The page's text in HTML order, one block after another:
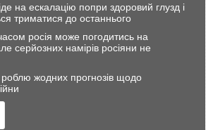
на ескалацію попри здоровий глузд і
триматися до останнього
росія може погодитись на
серйозних намірів росіяни не
жодних прогнозів щодо